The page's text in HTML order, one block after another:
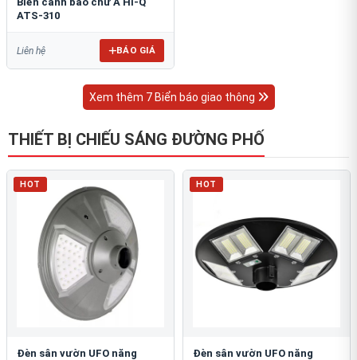
ATS-310
Liên hệ BÁO GIÁ
Xem thêm 7 Biển báo giao thông
THIẾT BỊ CHIẾU SÁNG ĐƯỜNG PHỐ
HOT
Đèn sân vườn UFO năng
HOT
Đèn sân vườn UFO năng